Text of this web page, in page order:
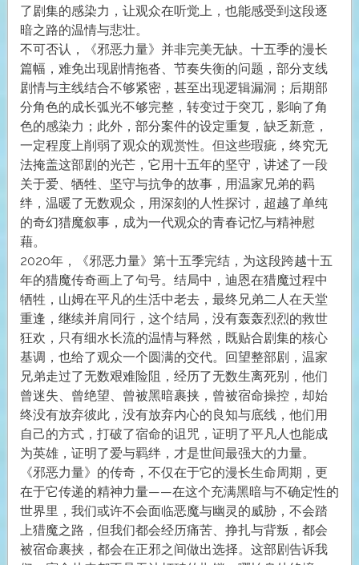
了剧集的感染力，让观众在听觉上，也能感受到这段逐
暗之路的温情与悲壮。
不可否认，《邪恶力量》并非完美无缺。十五季的漫长
篇幅，难免出现剧情拖沓、节奏失衡的问题，部分支线
剧情与主线结合不够紧密，甚至出现逻辑漏洞；后期部
分角色的成长弧光不够完整，转变过于突兀，影响了角
色的感染力；此外，部分案件的设定重复，缺乏新意，
一定程度上削弱了观众的观赏性。但这些瑕疵，终究无
法掩盖这部剧的光芒，它用十五年的坚守，讲述了一段
关于爱、牺牲、坚守与抗争的故事，用温家兄弟的羁
绊，温暖了无数观众，用深刻的人性探讨，超越了单纯
的奇幻猎魔叙事，成为一代观众的青春记忆与精神慰
藉。
2020年，《邪恶力量》第十五季完结，为这段跨越十五
年的猎魔传奇画上了句号。结局中，迪恩在猎魔过程中
牺牲，山姆在平凡的生活中老去，最终兄弟二人在天堂
重逢，继续并肩同行，这个结局，没有轰轰烈烈的救世
狂欢，只有细水长流的温情与释然，既贴合剧集的核心
基调，也给了观众一个圆满的交代。回望整部剧，温家
兄弟走过了无数艰难险阻，经历了无数生离死别，他们
曾迷失、曾绝望、曾被黑暗裹挟，曾被宿命操控，却始
终没有放弃彼此，没有放弃内心的良知与底线，他们用
自己的方式，打破了宿命的诅咒，证明了平凡人也能成
为英雄，证明了爱与羁绊，才是世间最强大的力量。
《邪恶力量》的传奇，不仅在于它的漫长生命周期，更
在于它传递的精神力量——在这个充满黑暗与不确定性的
世界里，我们或许不会面临恶魔与幽灵的威胁，不会踏
上猎魔之路，但我们都会经历痛苦、挣扎与背叛，都会
被宿命裹挟，都会在正邪之间做出选择。这部剧告诉我